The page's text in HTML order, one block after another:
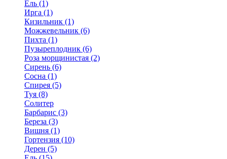
Ель (1)
Ирга (1)
Кизильник (1)
Можжевельник (6)
Пихта (1)
Пузыреплодник (6)
Роза морщинистая (2)
Сирень (6)
Сосна (1)
Спирея (5)
Туя (8)
Солитер
Барбарис (3)
Береза (3)
Вишня (1)
Гортензия (10)
Дерен (5)